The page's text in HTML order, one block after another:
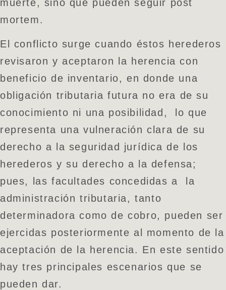
muerte, sino que pueden seguir post
mortem.
El conflicto surge cuando éstos herederos
revisaron y aceptaron la herencia con
beneficio de inventario, en donde una
obligación tributaria futura no era de su
conocimiento ni una posibilidad, lo que
representa una vulneración clara de su
derecho a la seguridad jurídica de los
herederos y su derecho a la defensa;
pues, las facultades concedidas a la
administración tributaria, tanto
determinadora como de cobro, pueden ser
ejercidas posteriormente al momento de la
aceptación de la herencia. En este sentido
hay tres principales escenarios que se
pueden dar.